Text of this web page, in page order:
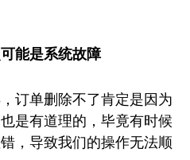
可能是系统故障
订单删除不了肯定是因为
是有道理的，毕竟有时候
，导致我们的操作无法顺